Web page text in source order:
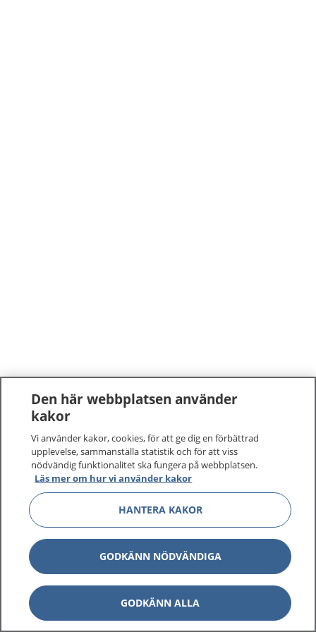
Den här webbplatsen använder
kakor
Vi använder kakor, cookies, för att ge dig en förbättrad
upplevelse, sammanställa statistik och för att viss
nödvändig funktionalitet ska fungera på webbplatsen.
Läs mer om hur vi använder kakor
HANTERA KAKOR
GODKÄNN NÖDVÄNDIGA
GODKÄNN ALLA